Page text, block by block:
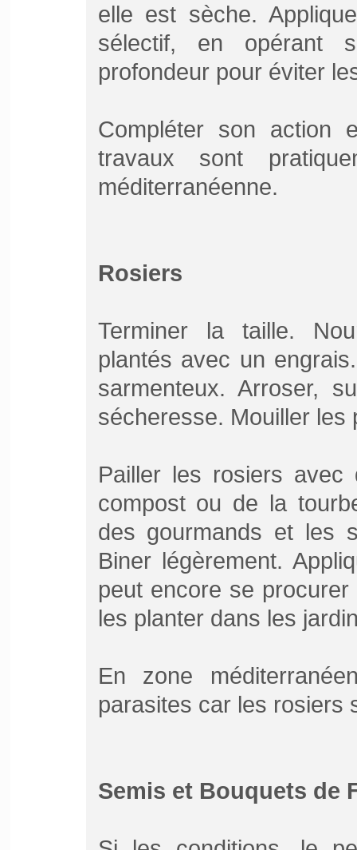
elle est sèche.
sélectif, en opérant
profondeur pour éviter
Compléter son action
travaux sont
méditerranéenne.
Rosiers
Terminer la taille.
plantés avec un
sarmenteux. Arroser,
sécheresse. Mouiller les
Pailler les rosiers avec
compost ou de la
des gourmands et les
Biner légèrement.
peut encore se
les planter dans les
En zone
parasites car les rosiers
Semis et Bouquets de